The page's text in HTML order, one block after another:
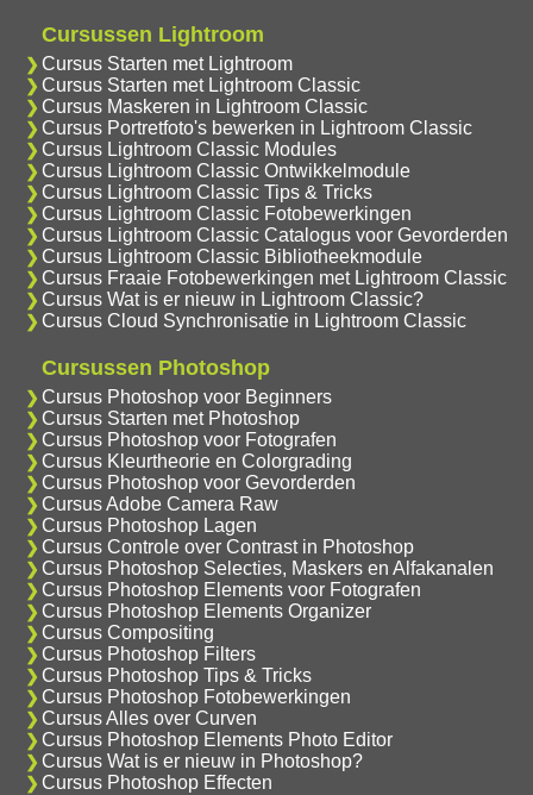
Cursussen Lightroom
Cursus Starten met Lightroom
Cursus Starten met Lightroom Classic
Cursus Maskeren in Lightroom Classic
Cursus Portretfoto's bewerken in Lightroom Classic
Cursus Lightroom Classic Modules
Cursus Lightroom Classic Ontwikkelmodule
Cursus Lightroom Classic Tips & Tricks
Cursus Lightroom Classic Fotobewerkingen
Cursus Lightroom Classic Catalogus voor Gevorderden
Cursus Lightroom Classic Bibliotheekmodule
Cursus Fraaie Fotobewerkingen met Lightroom Classic
Cursus Wat is er nieuw in Lightroom Classic?
Cursus Cloud Synchronisatie in Lightroom Classic
Cursussen Photoshop
Cursus Photoshop voor Beginners
Cursus Starten met Photoshop
Cursus Photoshop voor Fotografen
Cursus Kleurtheorie en Colorgrading
Cursus Photoshop voor Gevorderden
Cursus Adobe Camera Raw
Cursus Photoshop Lagen
Cursus Controle over Contrast in Photoshop
Cursus Photoshop Selecties, Maskers en Alfakanalen
Cursus Photoshop Elements voor Fotografen
Cursus Photoshop Elements Organizer
Cursus Compositing
Cursus Photoshop Filters
Cursus Photoshop Tips & Tricks
Cursus Photoshop Fotobewerkingen
Cursus Alles over Curven
Cursus Photoshop Elements Photo Editor
Cursus Wat is er nieuw in Photoshop?
Cursus Photoshop Effecten